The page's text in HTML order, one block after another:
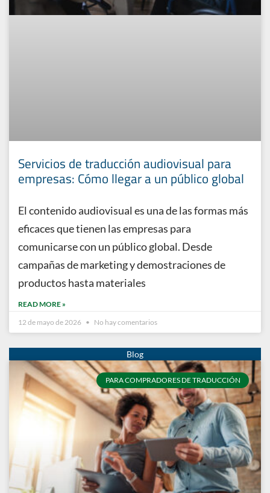
Servicios de traducción audiovisual para
empresas: Cómo llegar a un público global
El contenido audiovisual es una de las formas más
eficaces que tienen las empresas para
comunicarse con un público global. Desde
campañas de marketing y demostraciones de
productos hasta materiales
READ MORE »
12 de mayo de 2026
No hay comentarios
PARA COMPRADORES DE TRADUCCIÓN